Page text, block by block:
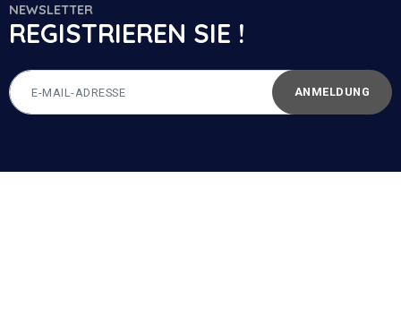
NEWSLETTER
REGISTRIEREN SIE !
ANMELDUNG